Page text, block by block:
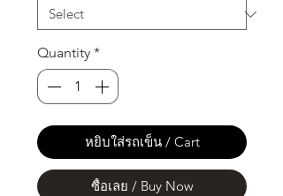
Quantity *
หยิบใส่รถเข็น / Cart
ซื้อเลย / Buy Now